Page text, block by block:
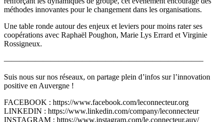
méthodes innovantes pour le changement dans les organisations.
Une table ronde autour des enjeux et leviers pour moins rater ses
coopérations avec Raphaël Poughon, Marie Lys Errard et Virginie
Rossigneux.
—————————————————————————–
Suis nous sur nos réseaux, on partage plein d’infos sur l’innovation
positive en Auvergne !
FACEBOOK : https://www.facebook.com/leconnecteur.org
LINKEDIN : https://www.linkedin.com/company/leconnecteur
INSTAGRAM : https://www.instagram.com/le.connecteur.auv/